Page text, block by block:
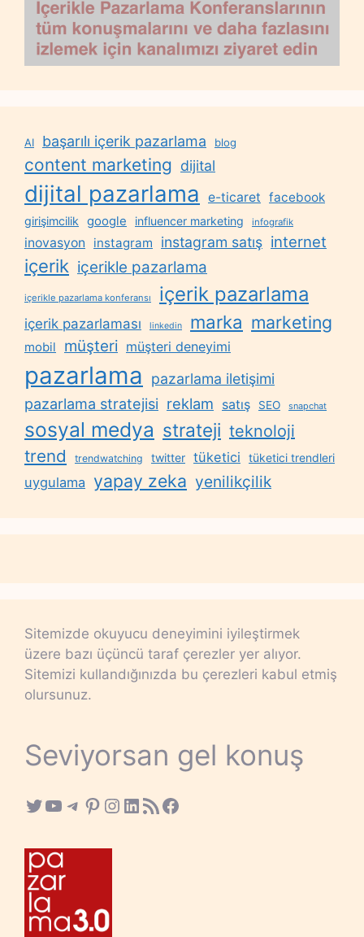
AI başarılı içerik pazarlama blog
content marketing dijital
dijital pazarlama e-ticaret facebook
girişimcilik google influencer marketing infografik
inovasyon instagram instagram satış internet
içerik içerikle pazarlama
içerikle pazarlama konferansı içerik pazarlama
içerik pazarlaması linkedin marka marketing
mobil müşteri müşteri deneyimi
pazarlama
pazarlama iletişimi
pazarlama stratejisi reklam satış SEO snapchat
sosyal medya strateji teknoloji
trend trendwatching twitter tüketici tüketici trendleri
uygulama yapay zeka yenilikçilik
Sitemizde okuyucu deneyimini iyileştirmek
üzere bazı üçüncü taraf çerezler yer alıyor.
Sitemizi kullandığınızda bu çerezleri kabul etmiş
olursunuz.
Seviyorsan gel konuş
Twitter
YouTube
Telegram
Pinterest
Instagram
LinkedIn
RSS FeedFacebook